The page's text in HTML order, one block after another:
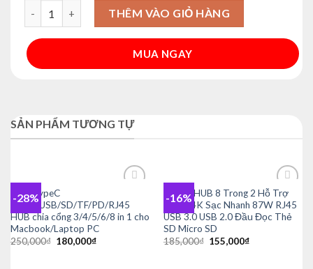
Remote Vân Gỗ Tần Số 315, 433Mhz - Sao Chép Mã Thông
THÊM VÀO GIỎ HÀNG
MUA NGAY
SẢN PHẨM TƯƠNG TỰ
-28%
wishlist
HUB TypeC
HDMI/USB/SD/TF/PD/RJ45
HUB chia cổng 3/4/5/6/8 in 1 cho
Macbook/Laptop PC
250,000₫ Giá
180,000₫Giá
-16%
Add to
wishlist
USB-C HUB 8 Trong 2 Hỗ Trợ
HDMI 4K Sạc Nhanh 87W RJ45
USB 3.0 USB 2.0 Đầu Đọc Thẻ
SD Micro SD
185,000₫ Giá
155,000₫Giá